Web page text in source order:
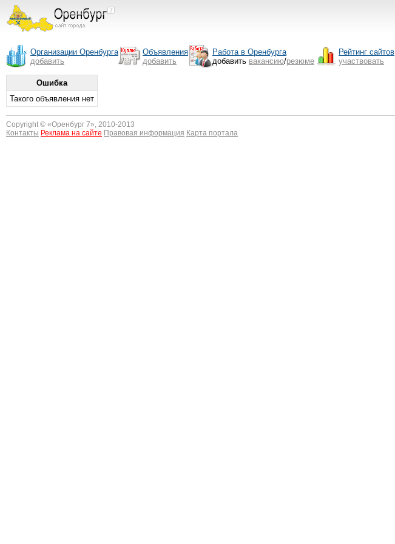
Организации Оренбурга
добавить
Объявления
добавить
Работа в Оренбурга
добавить вакансию/резюме
Рейтинг сайтов
участвовать
Ошибка
Такого объявления нет
Copyright © «Оренбург 7», 2010-2013
Контакты Реклама на сайте Правовая информация Карта портала